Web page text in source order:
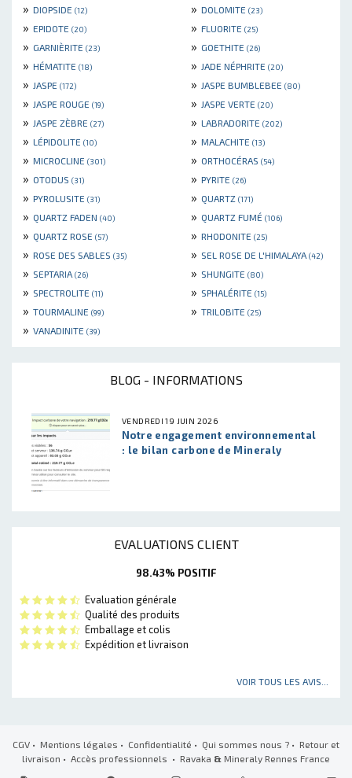
» DIOPSIDE (12) » DOLOMITE (23)
» EPIDOTE (20) » FLUORITE (25)
» GARNIÈRITE (23) » GOETHITE (26)
» HÉMATITE (18) » JADE NÉPHRITE (20)
» JASPE (172) » JASPE BUMBLEBEE (80)
» JASPE ROUGE (19) » JASPE VERTE (20)
» JASPE ZÈBRE (27) » LABRADORITE (202)
» LÉPIDOLITE (10) » MALACHITE (13)
» MICROCLINE (301) » ORTHOCÉRAS (54)
» OTODUS (31) » PYRITE (26)
» PYROLUSITE (31) » QUARTZ (171)
» QUARTZ FADEN (40) » QUARTZ FUMÉ (106)
» QUARTZ ROSE (57) » RHODONITE (25)
» ROSE DES SABLES (35) » SEL ROSE DE L'HIMALAYA (42)
» SEPTARIA (26) » SHUNGITE (80)
» SPECTROLITE (11) » SPHALÉRITE (15)
» TOURMALINE (99) » TRILOBITE (25)
» VANADINITE (39)
BLOG - INFORMATIONS
VENDREDI 19 JUIN 2026
Notre engagement environnemental
: le bilan carbone de Mineraly
EVALUATIONS CLIENT
98.43% POSITIF
Evaluation générale
Qualité des produits
Emballage et colis
Expédition et livraison
VOIR TOUS LES AVIS...
CGV • Mentions légales • Confidentialité • Qui sommes nous ? • Retour et
livraison • Accès professionnels • Ravaka & Mineraly Rennes France